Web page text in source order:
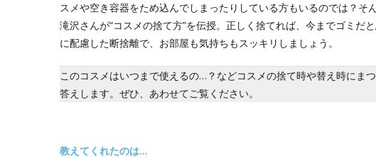
スメや空き容器をため込んでしまったりしている方もいるのでは？
滝沢さんが“コスメの捨て方”を伝授。正しく捨てれば、今までゴミだ
に配慮した断捨離で、お部屋も気持ちもスッキリしましょう。
このコスメはいつまで使えるの…？などコスメの捨て時や替え時にま
答えします。ぜひ、あわせてご覧ください。
教えてくれたのは…